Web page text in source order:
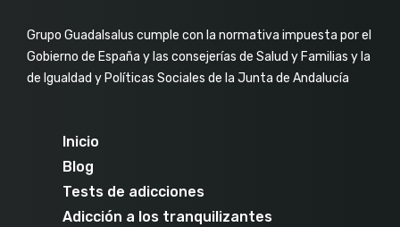
Grupo Guadalsalus cumple con la normativa impuesta por el
Gobierno de España y las consejerías de Salud y Familias y la
de Igualdad y Políticas Sociales de la Junta de Andalucía
Inicio
Blog
Tests de adicciones
Adicción a los tranquilizantes